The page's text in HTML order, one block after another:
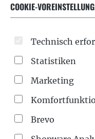
COOKIE-
Technisch
Statistiken
Marketing
Brevo